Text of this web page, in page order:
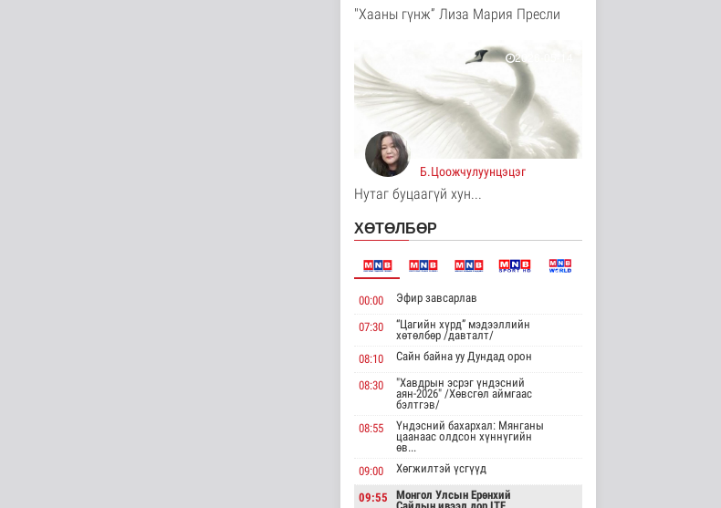
оршуулгын дурсгалт
Танин мэдэхүй
3 цаг 46 минутын өмнө
Манай улс Польш
улстай хөдөө аж ахуйн
салбарт өр..
3 цаг 51 минутын өмнө
Одон орны судлаачид
Дэлхийд
3 цаг 55 минутын өмнө
Л.Энх-Амгалан
"Pearson" компани..
Улс төр
3 цаг 59 минутын өмнө
Б.Сэмжидмаа:
Зөвшөөрлийн шинжтэй
Нийгэм
мэргэжлийн өдөрт
"Хааны гүнж” Лиза Мария Пресли
2026-05-14
Б.Цоожчулуунцэцэг
Нутаг буцаагүй хун...
ХӨТӨЛБӨР
00:00 Эфир завсарлав
07:30
“Цагийн хүрд” мэдээллийн
хөтөлбөр /давталт/
08:10
Сайн байна уу Дундад орон
08:30
"Хавдрын эсрэг үндэсний
аян-2026" /Хөвсгөл аймгаас
бэлтгэв/
08:55
Үндэсний бахархал: Мянганы
цаанаас олдсон хүннүгийн
өв...
09:00
Хөгжилтэй үсгүүд
09:55
Монгол Улсын Ерөнхий